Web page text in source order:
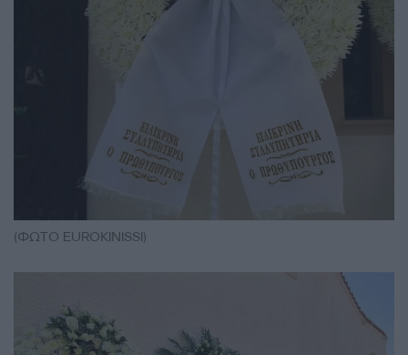
(ΦΩΤΟ EUROKINISSI)